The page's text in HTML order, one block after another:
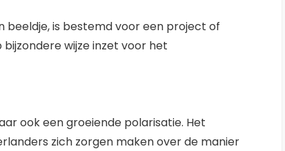
beeldje, is bestemd voor een project of
wijze inzet voor het
ook een groeiende polarisatie. Het
zich zorgen maken over de manier